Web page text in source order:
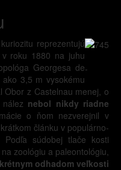
-
reprezentujú
v roku 1880 na juhu
Georgesa de
3,5 m vysokému
Obor z Castelnau menej, o
nebol nikdy riadne
o ňom nezverejnil v
článku v populárno-
súdobej tlače kosti
zoológiu a paleontológiu,
odhadom veľkosti